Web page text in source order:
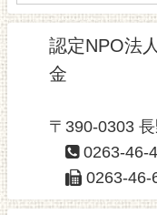
認定NPO法
金
〒390-0303
0263-46-
0263-46-